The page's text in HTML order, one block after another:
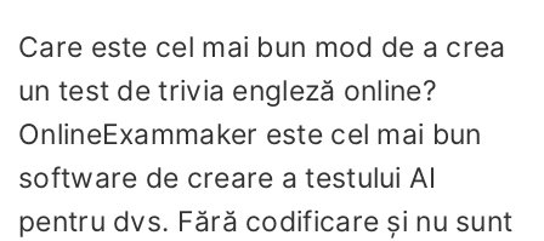
Care este cel mai bun mod de a crea
un test de trivia engleză online?
OnlineExammaker este cel mai bun
software de creare a testului AI
pentru dvs. Fără codificare și nu sunt